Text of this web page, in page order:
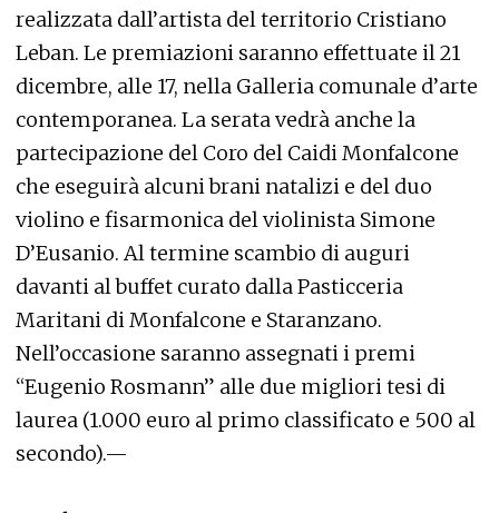
realizzata dall’artista del territorio Cristiano
Leban. Le premiazioni saranno effettuate il 21
dicembre, alle 17, nella Galleria comunale d’arte
contemporanea. La serata vedrà anche la
partecipazione del Coro del Caidi Monfalcone
che eseguirà alcuni brani natalizi e del duo
violino e fisarmonica del violinista Simone
D’Eusanio. Al termine scambio di auguri
davanti al buffet curato dalla Pasticceria
Maritani di Monfalcone e Staranzano.
Nell’occasione saranno assegnati i premi
“Eugenio Rosmann” alle due migliori tesi di
laurea (1.000 euro al primo classificato e 500 al
secondo).—